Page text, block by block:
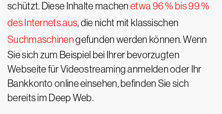
schützt. Diese Inhalte machenetwa 96 % bis 99 %
des Internets aus, die nicht mit klassischen
Suchmaschinengefunden werden können. Wenn
Sie sich zum Beispiel bei Ihrer bevorzugten
Webseite für Videostreaming anmelden oder Ihr
Bankkonto online einsehen, befinden Sie sich
bereits im Deep Web.